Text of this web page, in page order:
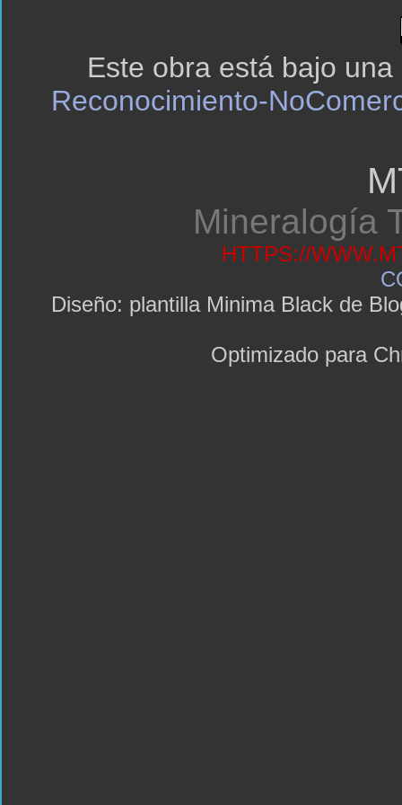
Este obra está bajo una
Reconocimiento-
Mineralogía
HTTPS://
Diseño: plantilla Minima Black de
Optimizado para